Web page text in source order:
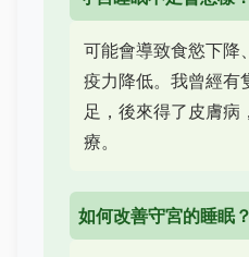
可能會導致食慾下降
疫力降低。我曾經有
足，後來得了皮膚病
療。
如何改善守宮的睡眠？